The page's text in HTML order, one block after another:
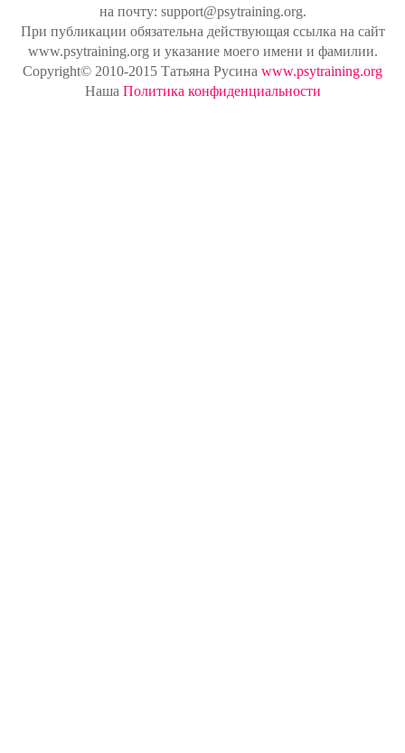
на почту: support@psytraining.org.
При публикации обязательна действующая ссылка на сайт
www.psytraining.org и указание моего имени и фамилии.
Copyright© 2010-2015 Татьяна Русина www.psytraining.org
Наша Политика конфиденциальности